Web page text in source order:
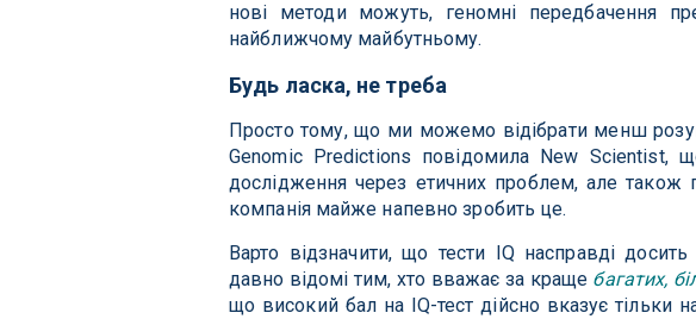
нові методи можуть, геномні передбачення
найближчому майбутньому.
Будь ласка, не треба
Просто тому, що ми можемо відібрати менш
Genomic Predictions повідомила New Scientist,
дослідження через етичних проблем, але
компанія майже напевно зробить це.
Варто відзначити, що тести IQ насправді
давно відомі тим, хто вважає за краще багатих,
що високий бал на IQ-тест дійсно вказує